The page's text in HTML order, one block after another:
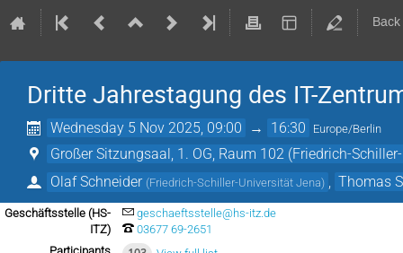
Dritte Jahrestagung des IT-
Wednesday 5 Nov 2025, 09:00 → 16:30 Europe/Berlin
Großer Sitzungsaal, 1. OG, Raum 102 (Friedrich-
Olaf Schneider (Friedrich-Schiller-Universität Jena) Thomas
Geschäftsstelle (HS-
ITZ)
geschaeftsstelle@hs-itz.de
03677 69-2651